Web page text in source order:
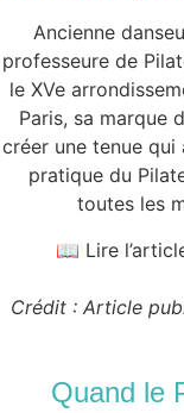
Ancienne
professeure de
le XVe
Paris, sa marque
créer une tenue
pratique du
toutes les
📖 Lire
Crédit : Article
Quand le